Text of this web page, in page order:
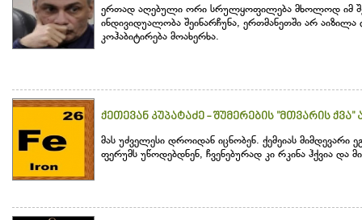
ერთად აღებული ორი სრულყოფილება მხოლოდ იმ
ინდივიდუალობა შეინარჩუნა, ერთმანეთში არ
კოჰაბიტირება მოახერხა.
ქეთევან კუპატაძე - შუმერების "მთვარის ქვა"
მას უძველესი დროიდან იცნობენ. ქემეიას მიმდევარი
ფერუმს უწოდებდნენ, ჩვენებურად კი რკინა ჰქვია და